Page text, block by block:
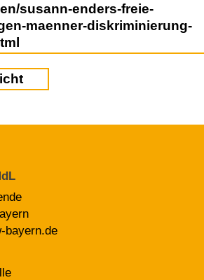
susann-enders-freie-
maenner-diskriminierung-
bayern.de